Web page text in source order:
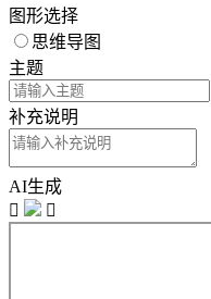
图形选择
思维导图
主题
补充说明
AI生成

